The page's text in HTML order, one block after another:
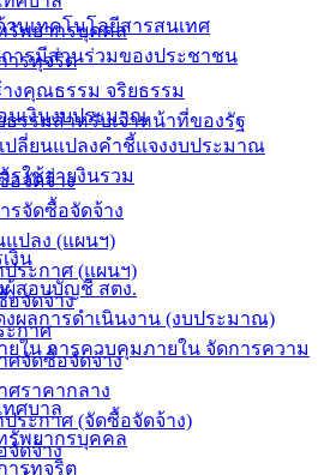
รัพยากรบุคคล
ารทุจริต
างคุณธรรม จริยธรรม
ธรรมสำหรับเจ้าหน้าที่ของรัฐ
อจัดจ้าง
รจัดซื้อจัดจ้าง
แปลง (แผนฯ)
ประกาศ (แผนฯ)
อจัดจ้าง
ะกาศ
ศจัดซื้อจัดจ้าง
ศราคากลาง
ประกาศ (จัดซื้อจัดจ้าง)
จัดจ้าง
นเทคโนโลยีสารสนเทศ
การมีส่วนร่วมของประชาชน
นเงินงบประมาณ
ปลี่ยนแปลงคำชี้แจงงบประมาณ
รใช้จ่ายงินรวม
งิน
ผู้สอบบัญชี สตง.
งผลการดำเนินงาน (งบประมาณ)
ยใน การควบคุมภายใน จัดการความ
ทศบาล
รัพยากรบุคคล
ารทุจริต
(โรงเหล็ก) หมู่ ๖ ตำบลบ้านปึก ด้วย
นิกส์ (e-bidding)